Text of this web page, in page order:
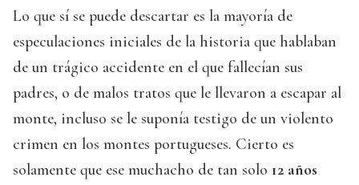
Lo que sí se puede descartar es la mayoría de
especulaciones iniciales de la historia que hablaban
de un trágico accidente en el que fallecían sus
padres, o de malos tratos que le llevaron a escapar al
monte, incluso se le suponía testigo de un violento
crimen en los montes portugueses. Cierto es
solamente que ese muchacho de tan solo 12 años